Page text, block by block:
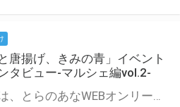
唐揚げ、きみの青」イベント
タビュー-マルシェ編vol.2-
こんにちは、とらのあなWEBオンリー運営スタッフです。 新たにお届けする、イベント主催者インタビュー-マルシェ編-は、 とらのあなWEBオンリー「マルシェ」をご利用の主催様に 「マルシェ」を使ってイベントを開催した感想や心がけをお聞きする企画です。 今回は、WEBオンリー初開催「駄菓子と唐揚げ、きみの青」より、 主催のぎこ六屋様にお話を伺いました。 協力：ぎこ六屋様／イベント公式Twitter（@krkgwks） とらのあなWEBオンリー「マルシェ」とは？ WEBオンリーでリアルタイムでコミュニケーションがとれるオンライン会場です。